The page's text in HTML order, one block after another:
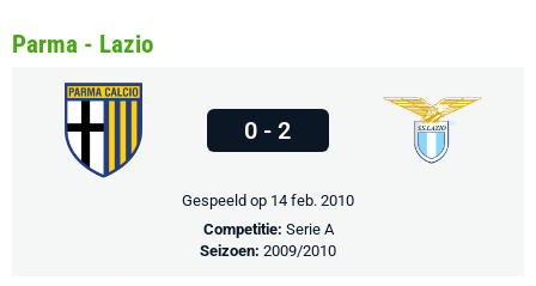
Parma - Lazio
0 - 2
Gespeeld op 14 feb. 2010
Competitie: Serie A
Seizoen: 2009/2010